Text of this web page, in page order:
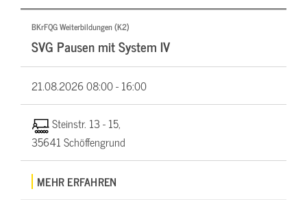
BKrFQG Weiterbildungen (K2)
SVG Pausen mit System IV
21.08.202608:00 - 16:00
Steinstr. 13 - 15,
35641 Schöffengrund
MEHR ERFAHREN